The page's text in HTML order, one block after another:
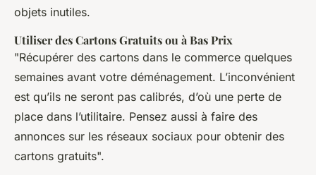
objets inutiles.
Utiliser des Cartons Gratuits ou à Bas Prix
"Récupérer des cartons dans le commerce quelques
semaines avant votre déménagement. L’inconvénient
est qu’ils ne seront pas calibrés, d’où une perte de
place dans l’utilitaire. Pensez aussi à faire des
annonces sur les réseaux sociaux pour obtenir des
cartons gratuits".